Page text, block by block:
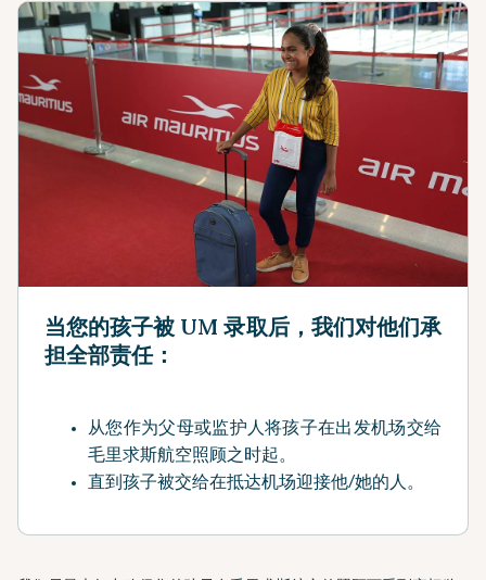
当您的孩子被 UM 录取后，我们对他们承
担全部责任：
从您作为父母或监护人将孩子在出发机场交给
毛里求斯航空照顾之时起。
直到孩子被交给在抵达机场迎接他/她的人。